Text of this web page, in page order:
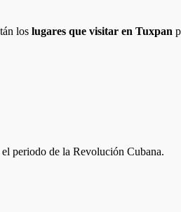
loslugares que visitar en Tuxpan
periodo de la Revolución Cubana.